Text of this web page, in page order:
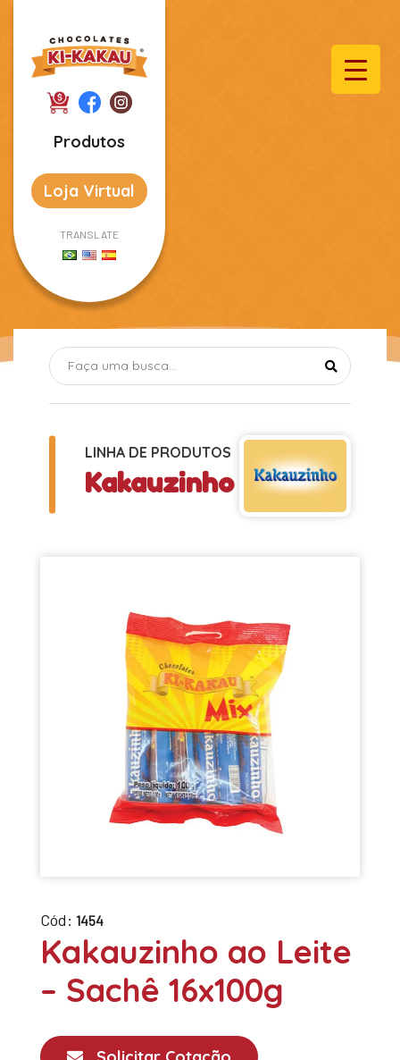
Produtos
Loja Virtual
TRANSLATE
LINHA DE PRODUTOS
Kakauzinho
Cód: 1454
Kakauzinho ao Leite
– Sachê 16x100g